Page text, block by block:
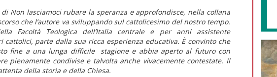
di Non lasciamoci rubare la speranzae approfondisce, nella collana
che l’autore va sviluppando sul cattolicesimo del nostro tempo.
Facoltà Teologica dell’Italia centrale e per anni assistente
cattolici, parte dalla sua ricca esperienza educativa. È convinto che
fine a una lunga difficile stagione e abbia aperto al futuro con
pienamente condivise e talvolta anche vivacemente contestate. Il
della storia e della Chiesa.